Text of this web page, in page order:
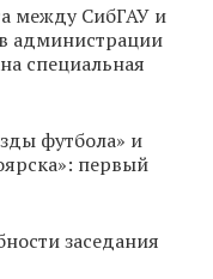
между СибГАУ и
администрации
специальная
футбола» и
первый
заседания